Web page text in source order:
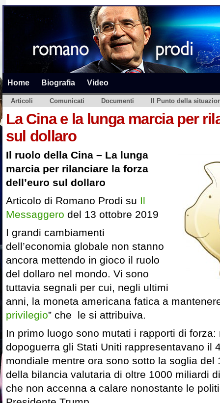
Home Biografia Video
Articoli Comunicati Documenti Il Punto della
La Cina e la lunga marcia per
sul dollaro
Il ruolo della Cina – La lunga
marcia per rilanciare la forza
dell’euro sul dollaro
Articolo di Romano Prodi su Il
Messaggero del 13 ottobre 2019
I grandi cambiamenti
dell’economia globale non stanno
ancora mettendo in gioco il ruolo
del dollaro nel mondo. Vi sono
tuttavia segnali per cui, negli ultimi
anni, la moneta americana fatica a mantenere
privilegio” che le si attribuiva.
In primo luogo sono mutati i rapporti di forza:
dopoguerra gli Stati Uniti rappresentavano il
mondiale mentre ora sono sotto la soglia del
della bilancia valutaria di oltre 1000 miliardi
che non accenna a calare nonostante le